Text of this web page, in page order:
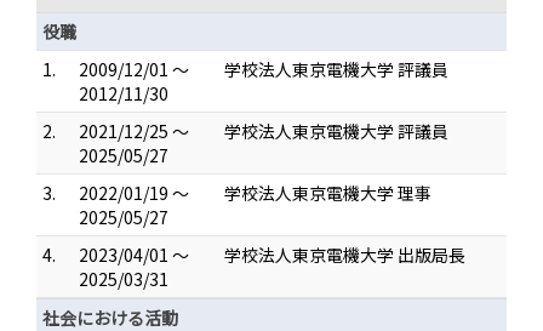
役職
1.
2009/12/01 ～
2012/11/30
学校法人東京電機大学 評議員
2.
2021/12/25 ～
2025/05/27
学校法人東京電機大学 評議員
3.
2022/01/19 ～
2025/05/27
学校法人東京電機大学 理事
4.
2023/04/01 ～
2025/03/31
学校法人東京電機大学 出版局長
社会における活動